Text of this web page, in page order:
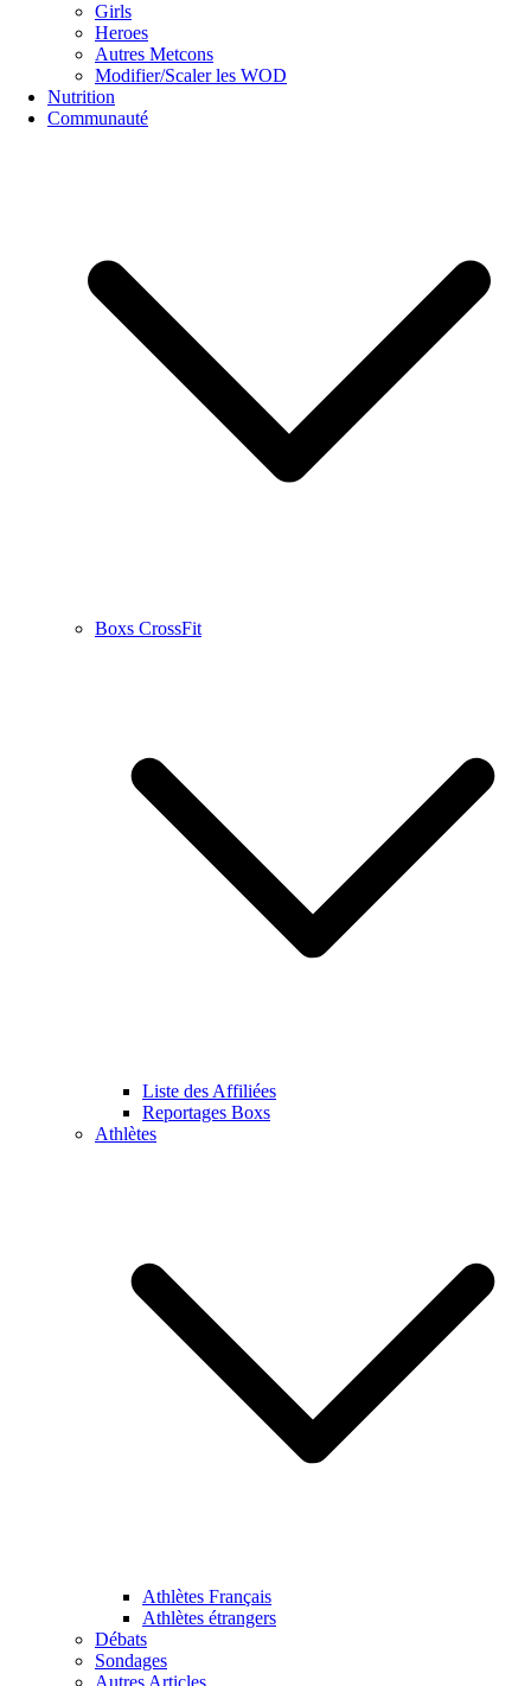
Girls
Heroes
Autres Metcons
Modifier/Scaler les WOD
Nutrition
Communauté
Boxs CrossFit
Liste des Affiliées
Reportages Boxs
Athlètes
Athlètes Français
Athlètes étrangers
Débats
Sondages
Autres Articles